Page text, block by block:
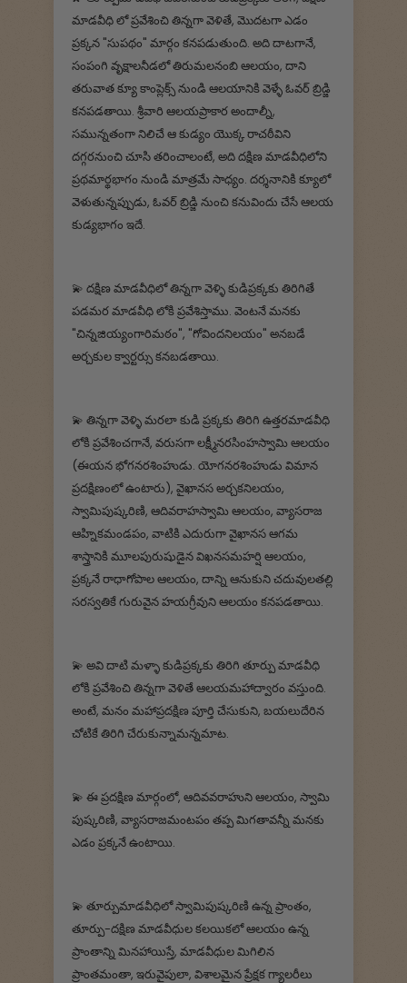
మాడవీధి లో ప్రవేశించి తిన్నగా వెళితే, మొదటగా ఎడం
ప్రక్కన "సుపథం" మార్గం కనపడుతుంది. అది దాటగానే,
సంపంగి వృక్షాలనీడలో తిరుమలనంబి ఆలయం, దాని
తరువాత క్యూ కాంప్లెక్స్ నుండి ఆలయానికి వెళ్ళే ఓవర్ బ్రిడ్జి
కనపడతాయి. శ్రీవారి ఆలయప్రాకార అందాల్నీ,
సమున్నతంగా నిలిచే ఆ కుడ్యం యొక్క రాచఠీవిని
దగ్గరనుంచి చూసి తరించాలంటే, అది దక్షిణ మాడవీధిలోని
ప్రథమార్థభాగం నుండి మాత్రమే సాధ్యం. దర్శనానికి క్యూలో
వెళుతున్నప్పుడు, ఓవర్ బ్రిడ్జి నుంచి కనువిందు చేసే ఆలయ
కుడ్యభాగం ఇదే.
💫 దక్షిణ మాడవీధిలో తిన్నగా వెళ్ళి కుడిప్రక్కకు తిరిగితే
పడమర మాడవీధి లోకి ప్రవేశిస్తాము. వెంటనే మనకు
"చిన్నజియ్యంగారిమఠం", "గోవిందనిలయం" అనబడే
అర్చకుల క్వార్టర్సు కనబడతాయి.
💫 తిన్నగా వెళ్ళి మరలా కుడి ప్రక్కకు తిరిగి ఉత్తరమాడవీధి
లోకి ప్రవేశించగానే, వరుసగా లక్ష్మీనరసింహస్వామి ఆలయం
(ఈయన భోగనరశింహుడు. యోగనరశింహుడు విమాన
ప్రదక్షిణంలో ఉంటారు), వైఖానస అర్చకనిలయం,
స్వామిపుష్కరిణి, ఆదివరాహస్వామి ఆలయం, వ్యాసరాజ
ఆహ్నికమండపం, వాటికి ఎదురుగా వైఖానస ఆగమ
శాస్త్రానికి మూలపురుషుడైన విఖనసమహర్షి ఆలయం,
ప్రక్కనే రాధాగోపాల ఆలయం, దాన్ని ఆనుకుని చదువులతల్లి
సరస్వతికే గురువైన హయగ్రీవుని ఆలయం కనపడతాయి.
💫 అవి దాటి మళ్ళా కుడిప్రక్కకు తిరిగి తూర్పు మాడవీధి
లోకి ప్రవేశించి తిన్నగా వెళితే ఆలయమహాద్వారం వస్తుంది.
అంటే, మనం మహాప్రదక్షిణ పూర్తి చేసుకుని, బయలుదేరిన
చోటికే తిరిగి చేరుకున్నామన్నమాట.
💫 ఈ ప్రదక్షిణ మార్గంలో, ఆదివవరాహుని ఆలయం, స్వామి
పుష్కరిణి, వ్యాసరాజమంటపం తప్ప మిగతావన్నీ మనకు
ఎడం ప్రక్కనే ఉంటాయి.
💫 తూర్పుమాడవీధిలో స్వామిపుష్కరిణి ఉన్న ప్రాంతం,
తూర్పు-దక్షిణ మాడవీధుల కలయికలో ఆలయం ఉన్న
ప్రాంతాన్ని మినహాయిస్తే, మాడవీధుల మిగిలిన
ప్రాంతమంతా, ఇరువైపులా, విశాలమైన ప్రేక్షక గ్యాలరీలు